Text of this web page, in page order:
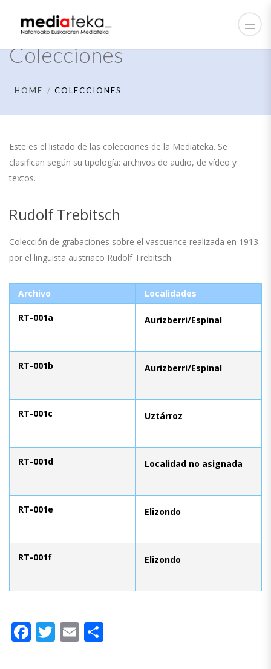
Colecciones
HOME COLECCIONES
Este es el listado de las colecciones de la Mediateka. Se
clasifican según su tipología: archivos de audio, de vídeo y
textos.
Rudolf Trebitsch
Colección de grabaciones sobre el vascuence realizada en 1913
por el lingüista austriaco Rudolf Trebitsch.
Archivo Localidades
RT-001a Aurizberri/Espinal
RT-001b Aurizberri/Espinal
RT-001c Uztárroz
RT-001d Localidad no asignada
RT-001e Elizondo
RT-001f Elizondo
Facebook
Twitter
Email